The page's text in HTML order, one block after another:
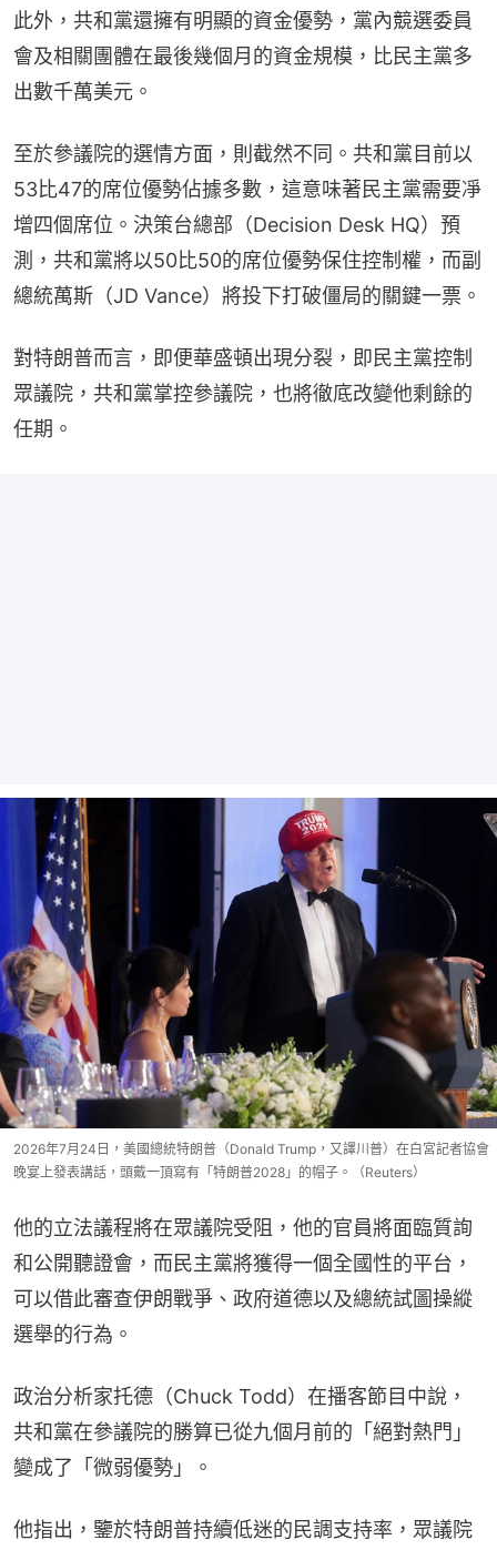
此外，共和黨還擁有明顯的資金優勢，黨內競選委員
會及相關團體在最後幾個月的資金規模，比民主黨多
出數千萬美元。
至於參議院的選情方面，則截然不同。共和黨目前以
53比47的席位優勢佔據多數，這意味著民主黨需要凈
增四個席位。決策台總部（Decision Desk HQ）預
測，共和黨將以50比50的席位優勢保住控制權，而副
總統萬斯（JD Vance）將投下打破僵局的關鍵一票。
對特朗普而言，即便華盛頓出現分裂，即民主黨控制
眾議院，共和黨掌控參議院，也將徹底改變他剩餘的
任期。
2026年7月24日，美國總統特朗普（Donald Trump，又譯川普）在白宮記者協會
晚宴上發表講話，頭戴一頂寫有「特朗普2028」的帽子。（Reuters）
他的立法議程將在眾議院受阻，他的官員將面臨質詢
和公開聽證會，而民主黨將獲得一個全國性的平台，
可以借此審查伊朗戰爭、政府道德以及總統試圖操縱
選舉的行為。
政治分析家托德（Chuck Todd）在播客節目中說，
共和黨在參議院的勝算已從九個月前的「絕對熱門」
變成了「微弱優勢」。
他指出，鑒於特朗普持續低迷的民調支持率，眾議院